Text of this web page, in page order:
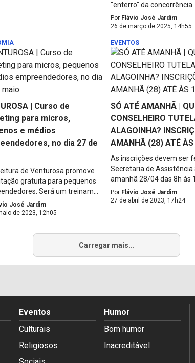
"enterro" da concorrência
Por Flávio José Jardim
26 de março de 2025, 14h55
| Curso de
para micros,
e médios
no dia 27 de
de Venturosa promove
gratuita para pequenos
Será um treinam...
José Jardim
de 2023, 12h05
EVENTOS
SÓ ATÉ AMANHÃ |
CONSELHEIRO
ALAGOINHA?
AMANHÃ (28) ATÉ
As inscrições devem ser
Secretaria de Assistência
amanhã 28/04 das 8h às
Por Flávio José Jardim
27 de abril de 2023, 17h24
Carregar mais...
Eventos
Culturais
Religiosos
Humor
Bom humor
Inacreditável